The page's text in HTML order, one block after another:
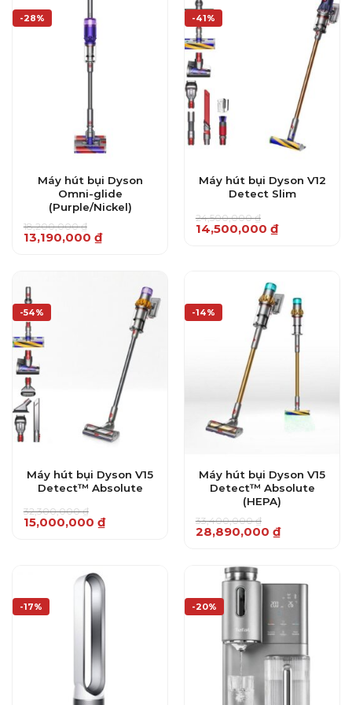
-28%
Máy hút bụi Dyson
Omni-glide
(Purple/Nickel)
18,200,000₫
Giá
gốc
13,190,000 ₫
Giá
hiện
-41%
Máy hút bụi Dyson V12
Detect Slim
24,500,000₫
Giá
gốc
14,500,000 ₫
Giá
hiện
-54%
Máy hút bụi Dyson V15
Detect™ Absolute
32,300,000₫
Giá
gốc
15,000,000 ₫
Giá
hiện
-14%
Máy hút bụi Dyson V15
Detect™ Absolute
(HEPA)
33,400,000₫
Giá
gốc
28,890,000 ₫
Giá
hiện
28,890,000 ₫.
-17% -20%